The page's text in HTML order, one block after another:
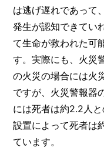
は逃げ遅れであって
発生が認知できてい
て生命が救われた可
す。実際にも、火災
の火災の場合には火
ですが、火災警報器
には死者は約2.2人
設置によって死者は
ています。